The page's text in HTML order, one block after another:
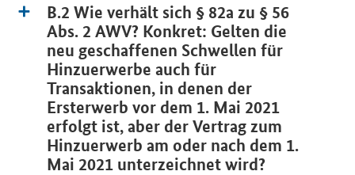
B.2 Wie verhält sich § 82a zu § 56
Abs. 2 AWV? Konkret: Gelten die
neu geschaffenen Schwellen für
Hinzuerwerbe auch für
Transaktionen, in denen der
Ersterwerb vor dem 1. Mai 2021
erfolgt ist, aber der Vertrag zum
Hinzuerwerb am oder nach dem 1.
Mai 2021 unterzeichnet wird?